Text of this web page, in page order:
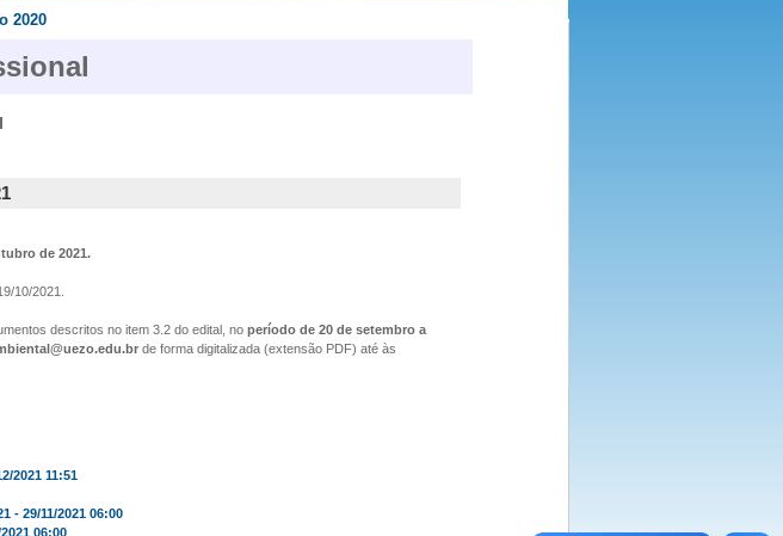
2020
de 2021.
10/2021.
descritos no item 3.2 do edital, no período de 20 de setembro a
de forma digitalizada (extensão PDF) até às
2021 11:51
- 29/11/2021 06:00
06:00